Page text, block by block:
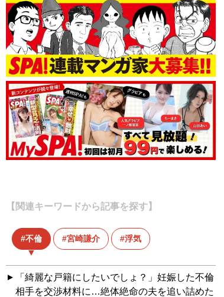
【関連キーワードから記事を探す】
不倫 宮崎謙介 浮気
「綺麗な戸籍にしたいでしょ？」妊娠した不倫
相手を交渉材料に…絶体絶命の夫を追い詰めた